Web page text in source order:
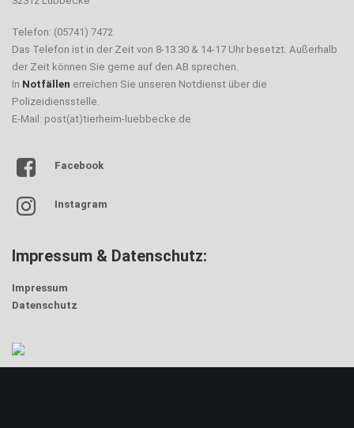
Telefon: (05741) 7472
Das Telefon ist in der Zeit von 8-13.30 & 14-17 Uhr besetzt. Außerhalb
der Zeit können Sie gerne auf den AB sprechen.
In Notfällen erreichen Sie unseren Notdienst über die
Polizeidiensstelle.
E-Mail: post(at)tierheim-luebbecke.de
Facebook
Instagram
Impressum & Datenschutz:
Impressum
Datenschutz